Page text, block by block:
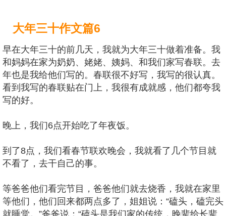
大年三十作文篇6
早在大年三十的前几天，我就为大年三十做着准备。我
和妈妈在家为奶奶、姥姥、姨妈、和我们家写春联。去
年也是我给他们写的。春联很不好写，我写的很认真。
看到我写的春联贴在门上，我很有成就感，他们都夸我
写的好。
晚上，我们6点开始吃了年夜饭。
到了8点，我们看春节联欢晚会，我就看了几个节目就
不看了，去干自己的事。
等爸爸他们看完节目，爸爸他们就去烧香，我就在家里
等他们，他们回来都两点多了，姐姐说：“磕头，磕完头